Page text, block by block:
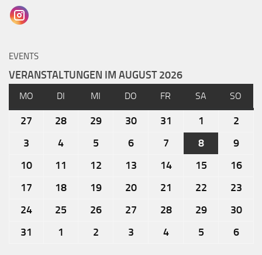
EVENTS
VERANSTALTUNGEN IM AUGUST 2026
MO DI MI DO FR SA SO
27 28 29 30 31 1
2
3
4 5 6 7 8
9
10
11 12 13 14 15
16
17
18 19 20 21 22
23
24
25 26 27 28 29
30
31
1 2 3 4 5 6